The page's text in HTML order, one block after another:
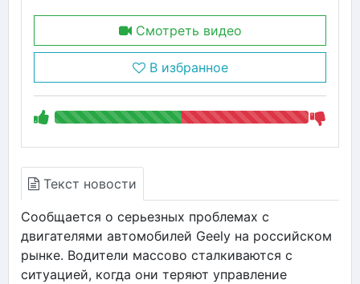
Смотреть видео
В избранное
Текст новости
Сообщается о серьезных проблемах с
двигателями автомобилей Geely на российском
рынке. Водители массово сталкиваются с
ситуацией, когда они теряют управление